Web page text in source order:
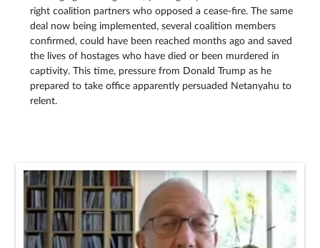
right coalition partners who opposed a cease-fire. The same
deal now being implemented, several coalition members
confirmed, could have been reached months ago and saved
the lives of hostages who have died or been murdered in
captivity. This time, pressure from Donald Trump as he
prepared to take office apparently persuaded Netanyahu to
relent.